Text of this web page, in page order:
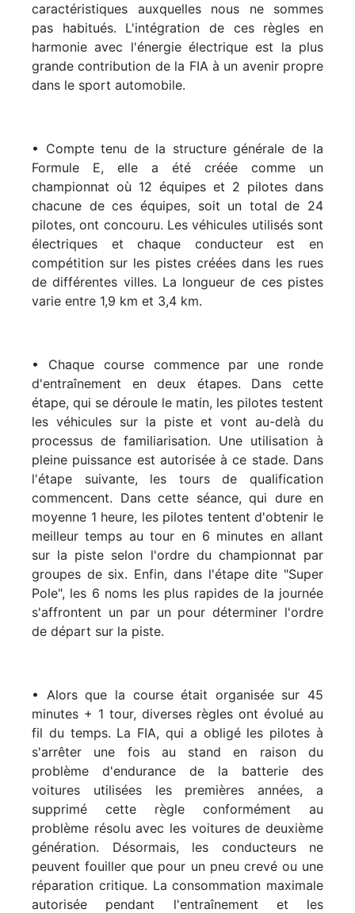
caractéristiques auxquelles nous ne sommes
pas habitués. L'intégration de ces règles en
harmonie avec l'énergie électrique est la plus
grande contribution de la FIA à un avenir propre
dans le sport automobile.
• Compte tenu de la structure générale de la
Formule E, elle a été créée comme un
championnat où 12 équipes et 2 pilotes dans
chacune de ces équipes, soit un total de 24
pilotes, ont concouru. Les véhicules utilisés sont
électriques et chaque conducteur est en
compétition sur les pistes créées dans les rues
de différentes villes. La longueur de ces pistes
varie entre 1,9 km et 3,4 km.
• Chaque course commence par une ronde
d'entraînement en deux étapes. Dans cette
étape, qui se déroule le matin, les pilotes testent
les véhicules sur la piste et vont au-delà du
processus de familiarisation. Une utilisation à
pleine puissance est autorisée à ce stade. Dans
l'étape suivante, les tours de qualification
commencent. Dans cette séance, qui dure en
moyenne 1 heure, les pilotes tentent d'obtenir le
meilleur temps au tour en 6 minutes en allant
sur la piste selon l'ordre du championnat par
groupes de six. Enfin, dans l'étape dite "Super
Pole", les 6 noms les plus rapides de la journée
s'affrontent un par un pour déterminer l'ordre
de départ sur la piste.
• Alors que la course était organisée sur 45
minutes + 1 tour, diverses règles ont évolué au
fil du temps. La FIA, qui a obligé les pilotes à
s'arrêter une fois au stand en raison du
problème d'endurance de la batterie des
voitures utilisées les premières années, a
supprimé cette règle conformément au
problème résolu avec les voitures de deuxième
génération. Désormais, les conducteurs ne
peuvent fouiller que pour un pneu crevé ou une
réparation critique. La consommation maximale
autorisée pendant l'entraînement et les